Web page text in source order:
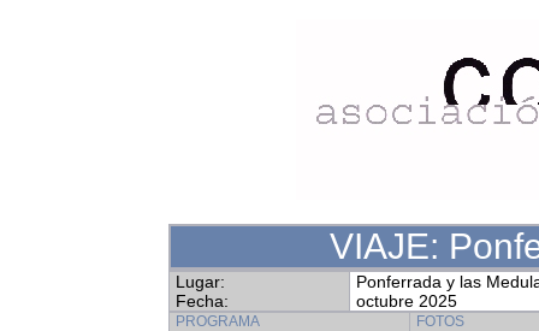
VIAJE:
Lugar:
Fecha:
Ponferrada y las
octubre 2025
PROGRAMA FOTOS